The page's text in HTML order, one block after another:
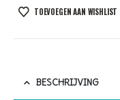
TOEVOEGEN AAN WISHLIST
BESCHRIJVING